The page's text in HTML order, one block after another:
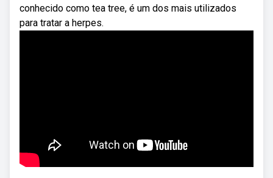
conhecido como tea tree, é um dos mais utilizados
para tratar a herpes.